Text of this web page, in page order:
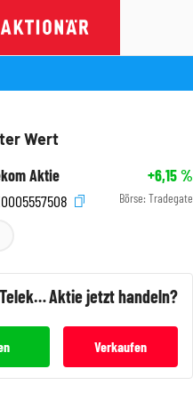
Wert
Aktie
+6,15%
Börse: Tradegate
Deutsche TelekomAktie jetzt handeln?
Verkaufen